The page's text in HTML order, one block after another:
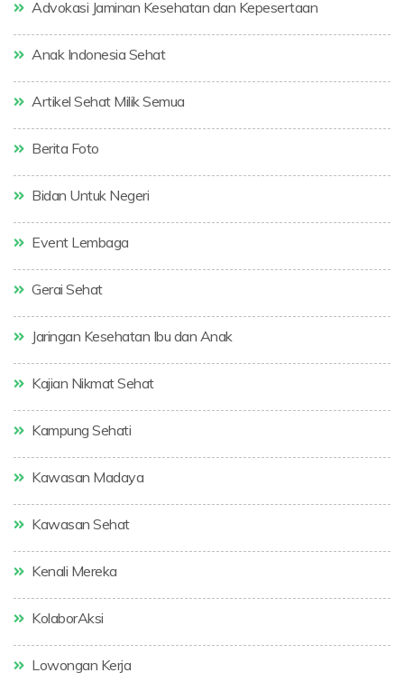
Advokasi Jaminan Kesehatan dan Kepesertaan
Anak Indonesia Sehat
Artikel Sehat Milik Semua
Berita Foto
Bidan Untuk Negeri
Event Lembaga
Gerai Sehat
Jaringan Kesehatan Ibu dan Anak
Kajian Nikmat Sehat
Kampung Sehati
Kawasan Madaya
Kawasan Sehat
Kenali Mereka
KolaborAksi
Lowongan Kerja